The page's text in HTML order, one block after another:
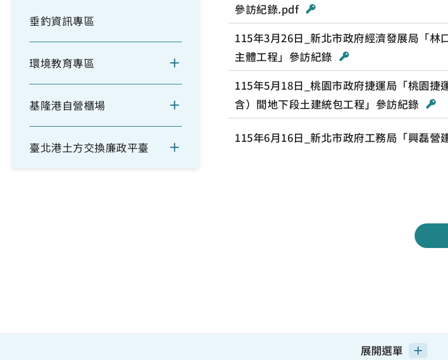
垂釣資訊專區
環境教育專區
基隆港自營櫃場
臺北港土方交換廉政平臺
參訪紀錄.pdf
115年3月26日_新北市政府經濟發展局「林
主體工程」參訪紀錄
115年5月18日_桃園市政府捷運局「桃園捷
含）間地下段土建統包工程」參訪紀錄
115年6月16日_新北市政府工務局「興磊營
展開選單